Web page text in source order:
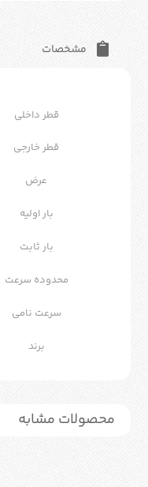
مشخصات
قطر داخلی
قطر خارجی
عرض
بار اولیه
بار ثابت
محدوده سرعت
سرعت نامی
برند
محصولات مشابه